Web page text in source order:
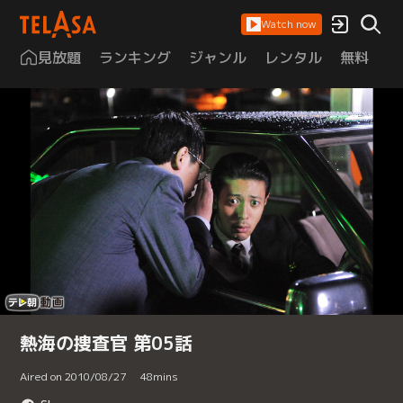
Watch now
見放題 ランキング ジャンル レンタル 無料
熱海の捜査官 第05話
Aired on 2010/08/27 48mins